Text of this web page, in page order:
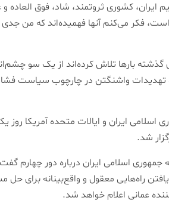
کشوری ثروتمند، شاد، فوق العاده و
فکر می‌کنم آنها فهمیده‌اند که من
بار‌ها تلاش کرده‌اند از یک سو
و تهدیدات واشنگتن در چارچوب سیاست
اسلامی ایران درباره دور چهارم
راه‌هایی معقول و واقع‌بینانه برای حل
عمانی اعلام خواهد شد.